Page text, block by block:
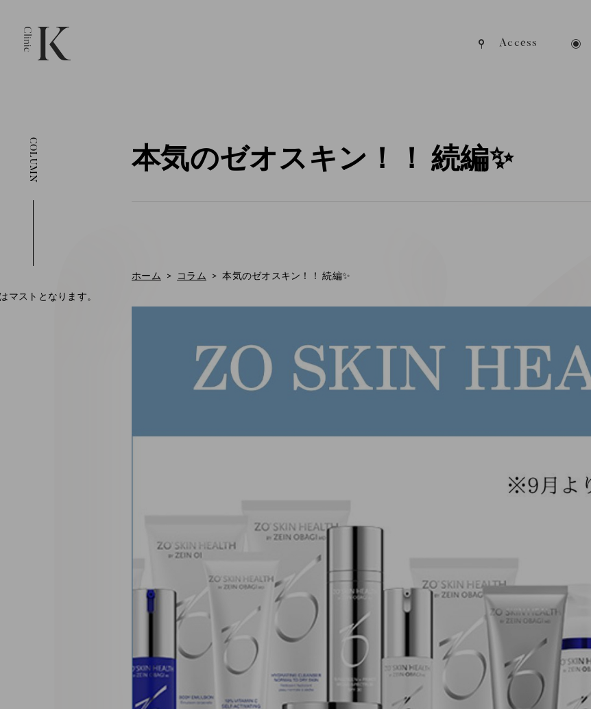
Access
COLUMN 本気のゼオスキン！！ 続編✨
ホーム コラム 本気のゼオスキン！！ 続編✨
マストとなります。